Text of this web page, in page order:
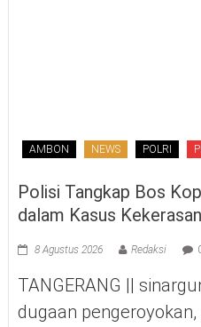
AMBON NEWS POLRI
Polisi Tangkap Bos
dalam Kasus
8 Agustus 2026 Redaksi
TANGERANG ||
dugaan